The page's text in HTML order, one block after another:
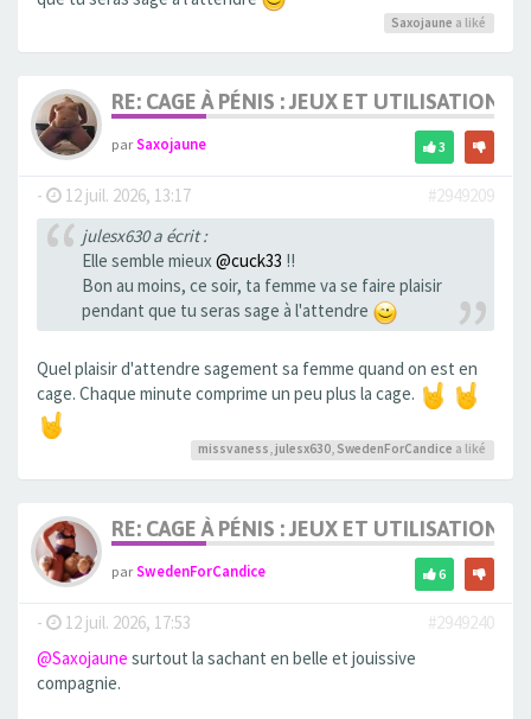
Saxojaune a liké
RE: CAGE À PÉNIS : JEUX ET UTILISATION,
parSaxojaune 3
- 12 juil. 2026, 13:17
#2949209
julesx630 a écrit :
Elle semble mieux@cuck33 !!
Bon au moins, ce soir, ta femme va se faire plaisir
pendant que tu seras sage à l'attendre
Quel plaisir d'attendre sagement sa femme quand on est en
cage. Chaque minute comprime un peu plus la cage.
missvaness, julesx630, SwedenForCandice a liké
RE: CAGE À PÉNIS : JEUX ET UTILISATION,
parSwedenForCandice 6
- 12 juil. 2026, 17:53
#2949240
@Saxojaune surtout la sachant en belle et jouissive
compagnie.